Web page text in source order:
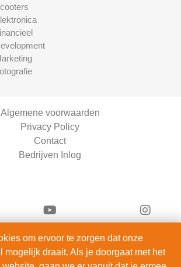
Algemene voorwaarden
Privacy Policy
Contact
Bedrijven Inlog
Schoonmaak is onderdeel van
B.V. | KVK 90914872
om ervoor te zorgen dat onze
mogelijk draait. Als je doorgaat met het